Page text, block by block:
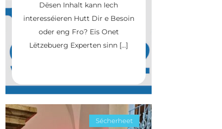
Dësen Inhalt kann Iech
interesséieren Hutt Dir e Besoin
oder eng Fro? Eis Onet
Lëtzebuerg Experten sinn […]
Sécherheet